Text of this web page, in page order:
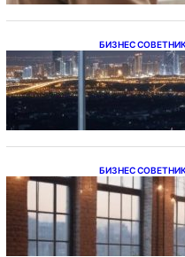
БИЗНЕС
Каталог
LED-
БИЗНЕС
Подвесные